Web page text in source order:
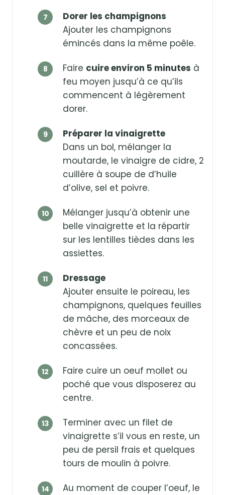
Dorer les champignons
Ajouter les champignons
émincés dans la même poêle.
Faire cuire environ 5 minutes à
feu moyen jusqu’à ce qu’ils
commencent à légèrement
dorer.
Préparer la vinaigrette
Dans un bol, mélanger la
moutarde, le vinaigre de cidre, 2
cuillère à soupe de d’huile
d’olive, sel et poivre.
Mélanger jusqu’à obtenir une
belle vinaigrette et la répartir
sur les lentilles tièdes dans les
assiettes.
Dressage
Ajouter ensuite le poireau, les
champignons, quelques feuilles
de mâche, des morceaux de
chèvre et un peu de noix
concassées.
Faire cuire un oeuf mollet ou
poché que vous disposerez au
centre.
Terminer avec un filet de
vinaigrette s’il vous en reste, un
peu de persil frais et quelques
tours de moulin à poivre.
Au moment de couper l’oeuf, le